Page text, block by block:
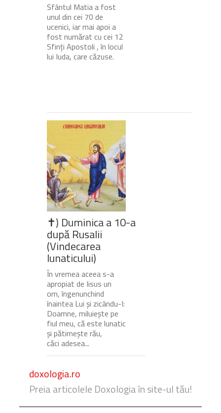
Sfântul Matia a fost
unul din cei 70 de
ucenici, iar mai apoi a
fost numărat cu cei 12
Sfinți Apostoli , în locul
lui Iuda, care căzuse.
✝) Duminica a 10-a
după Rusalii
(Vindecarea
lunaticului)
În vremea aceea s-a
apropiat de Iisus un
om, îngenunchind
înaintea Lui și zicându-I:
Doamne, miluiește pe
fiul meu, că este lunatic
și pătimește rău,
căci adesea...
doxologia.ro
Preia articolele Doxologia în site-ul tău!